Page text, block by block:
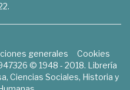
generales
Cookies
© 1948 - 2018. Librería
Ciencias Sociales, Historia y